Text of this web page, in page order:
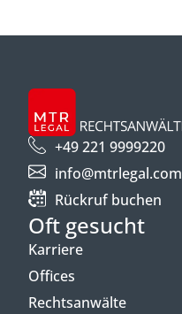
+49 221 9999220
info@mtrlegal.com
Rückruf buchen
Oft gesucht
Karriere
Offices
Rechtsanwälte